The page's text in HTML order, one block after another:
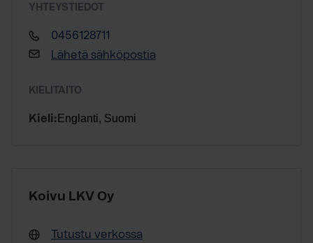
YHTEYSTIEDOT
0456128711
Lähetä sähköpostia
KIELITAITO
Kieli: Englanti, Suomi
Koivu LKV Oy
Tutustu verkossa